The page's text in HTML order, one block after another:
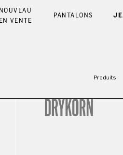
NOUVEAU
EN VENTE
PANTALONS
Produits